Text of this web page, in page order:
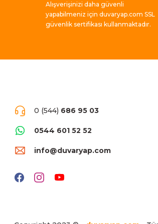
Alışverişinizi daha güvenli
yapabilmeniz için duvaryap.com SSL
güvenlik sertifikası kullanmaktadır.
0 (544) 686 95 03
0544 601 52 52
info@duvaryap.com